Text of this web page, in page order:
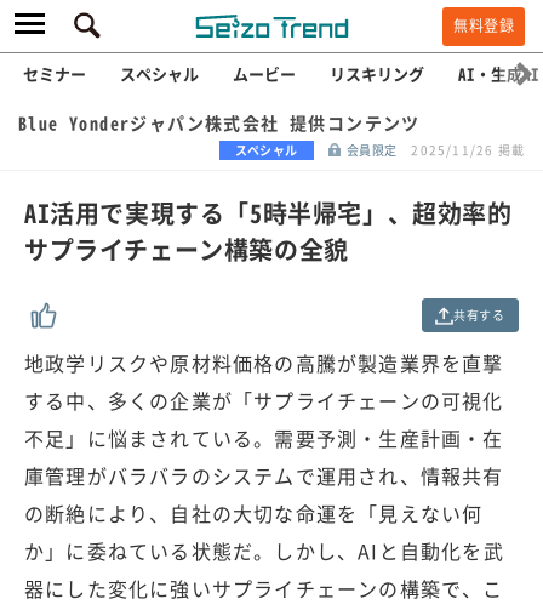
無料登録
セミナー スペシャル ムービー リスキリング AI・生成AI
Blue Yonderジャパン株式会社 提供コンテンツ
スペシャル 会員限定 2025/11/26 掲載
AI活用で実現する「5時半帰宅」、超効率的
サプライチェーン構築の全貌
共有する
地政学リスクや原材料価格の高騰が製造業界を直撃
する中、多くの企業が「サプライチェーンの可視化
不足」に悩まされている。需要予測・生産計画・在
庫管理がバラバラのシステムで運用され、情報共有
の断絶により、自社の大切な命運を「見えない何
か」に委ねている状態だ。しかし、AIと自動化を武
器にした変化に強いサプライチェーンの構築で、こ